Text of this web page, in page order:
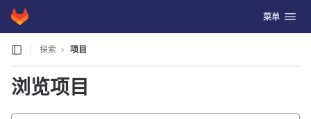
Skip to content
GitLab 切换导航
菜单
探索 项目
浏览项目